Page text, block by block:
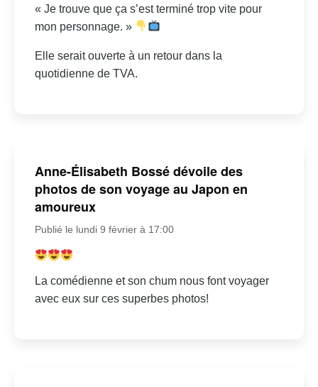
« Je trouve que ça s’est terminé trop vite pour
mon personnage. »
Elle serait ouverte à un retour dans la
quotidienne de TVA.
Anne-Élisabeth Bossé dévoile des
photos de son voyage au Japon en
amoureux
Publié le lundi 9 février à 17:00
La comédienne et son chum nous font voyager
avec eux sur ces superbes photos!